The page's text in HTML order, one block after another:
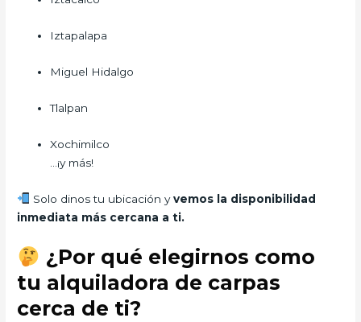
Iztapalapa
Miguel Hidalgo
Tlalpan
Xochimilco
…¡y más!
Solo dinos tu ubicación yvemos la disponibilidad
inmediata más cercana a ti.
¿Por qué elegirnos como
tu alquiladora de carpas
cerca de ti?